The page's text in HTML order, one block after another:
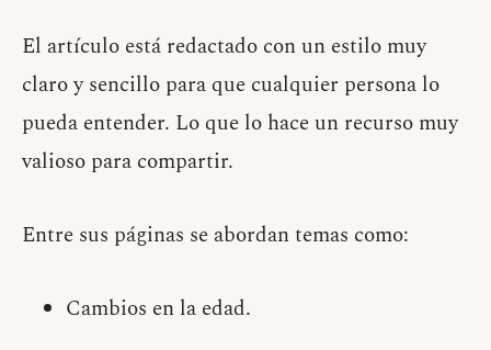
El artículo está redactado con un estilo muy
claro y sencillo para que cualquier persona lo
pueda entender. Lo que lo hace un recurso muy
valioso para compartir.
Entre sus páginas se abordan temas como:
Cambios en la edad.